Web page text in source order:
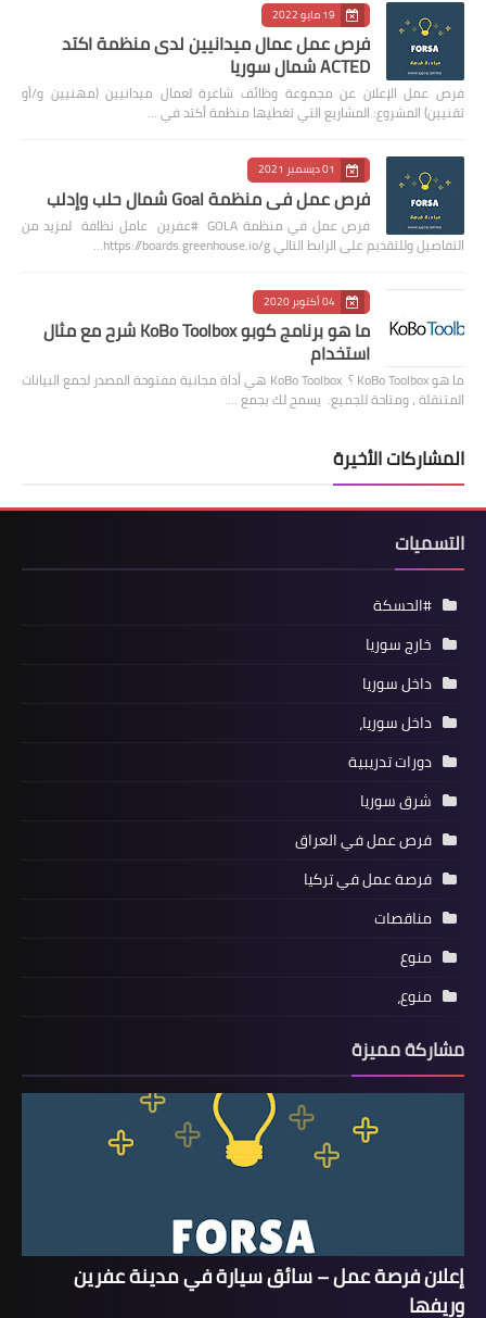
19 مايو 2022
فرص عمل عمال ميدانيين لدى منظمة اكتد
ACTED شمال سوريا
فرص عمل الإعلان عن مجموعة وظائف شاغرة لعمال ميدانيين (مهنيين و/أو
تقنيين) المشروع: المشاريع التي تغطيها منظمة أكتد في …
01 ديسمبر 2021
فرص عمل في منظمة Goal شمال حلب وإدلب
فرص عمل في منظمة GOLA #عفرين عامل نظافة لمزيد من
التفاصيل وللتقديم على الرابط التالي https://boards.greenhouse.io/g…
04 أكتوبر 2020
ما هو برنامج كوبو KoBo Toolbox شرح مع مثال
استخدام
ما هو KoBo Toolbox ؟ KoBo Toolbox هي أداة مجانية مفتوحة المصدر لجمع البيانات
المتنقلة ، ومتاحة للجميع. يسمح لك بجمع …
المشاركات الأخيرة
التسميات
#الحسكة
خارج سوريا
داخل سوريا
داخل سوريا،
دورات تدريبية
شرق سوريا
فرص عمل في العراق
فرصة عمل في تركيا
مناقصات
منوع
منوع،
مشاركة مميزة
إعلان فرصة عمل – سائق سيارة في مدينة عفرين
وريفها